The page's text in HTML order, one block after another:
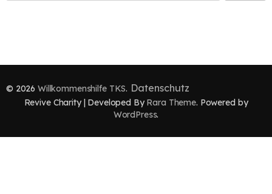
© 2026Willkommenshilfe TKS. Datenschutz
Revive Charity | Developed ByRara Theme. Powered by
WordPress.